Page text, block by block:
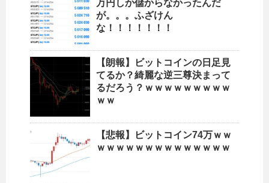
万円しか儲からなかったんだ
が。。。ふざけん
な！！！！！！！
【朗報】ビットコインの日足見
てるか？綺麗な逆三尊決まって
るだろう？ｗｗｗｗｗｗｗｗｗ
ｗｗ
【悲報】ビットコイン74万ｗｗ
ｗｗｗｗｗｗｗｗｗｗｗｗｗｗ